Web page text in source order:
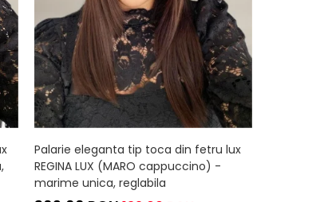
Palarie eleganta tip toca din fetru lux
REGINA LUX (MARO cappuccino) -
marime unica, reglabila